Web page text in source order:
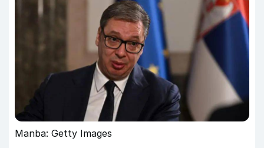
Manba: Getty Images